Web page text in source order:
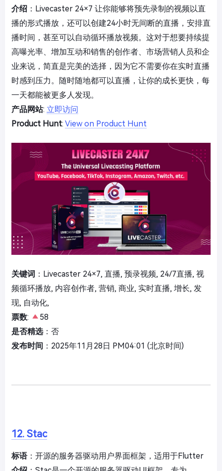
介绍 ：Livecaster 24×7 让你能够将预先录制的视频以直
播的形式播放，还可以创建24小时无间断的直播，安排直
播时间，甚至可以自动循环播放视频。这对于想要持续提
高曝光率、增加互动和销售的创作者、市场营销人员和企
业来说，简直是完美的选择，因为它不需要你在实时直播
时感到压力。随时随地都可以直播，让你的成长更快，每
一天都能被更多人发现。
产品网站: 立即访问
Product Hunt: View on Product Hunt
关键词 ：Livecaster 24×7, 直播, 预录视频, 24/7直播, 视
频循环播放, 内容创作者, 营销, 商业, 实时直播, 增长, 发
现, 自动化,
票数:
58
是否精选：否
发布时间 ：2025年11月28日 PM04:01 (北京时间)
12. Stac
标语：开源的服务器驱动用户界面框架，适用于Flutter